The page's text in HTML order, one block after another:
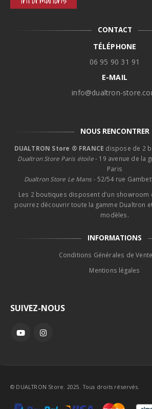
CONTACT
TÉLÉPHONE
06 95 90 31 91
E-MAIL
info@dualtron-
NOUS RENCONTRER
DUALTRON Store ® FRANCE dispose de 2
Dualtron Store Paris étoile- 19 avenue de la
Paris
Dualtron Store Le Mans - 52/54 rue
Les 2 boutiques disposent d'un showroom
pourrez découvrir toute la gamme Dualtron
modèles.
INFORMATIONS
Conditions Générales de Vente
Mentions légales
SUIVEZ-NOUS
© DUALTRON Store. 2025. Tous droits réservés.